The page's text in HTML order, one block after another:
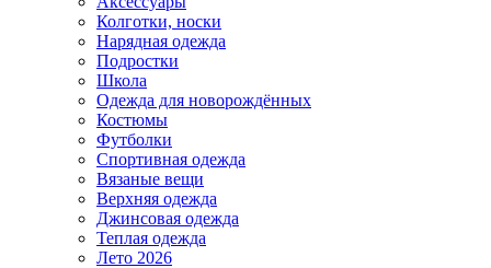
Колготки, носки
Нарядная одежда
Подростки
Школа
Одежда для новорождённых
Костюмы
Футболки
Спортивная одежда
Вязаные вещи
Верхняя одежда
Джинсовая одежда
Теплая одежда
Лето 2026